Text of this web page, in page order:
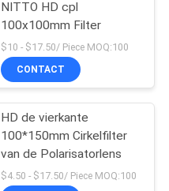
NITTO HD cpl
100x100mm Filter
$10 - $17.50/ Piece MOQ:100
CONTACT
HD de vierkante
100*150mm Cirkelfilter
van de Polarisatorlens
$4.50 - $17.50/ Piece MOQ:100